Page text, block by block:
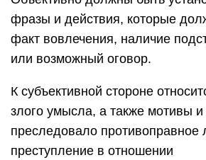
фразы и действия, которые
факт вовлечения, наличие
или возможный оговор.
К субъективной стороне
злого умысла, а также мотивы
преследовало противоправное
преступление в отношении